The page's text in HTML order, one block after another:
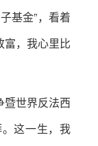
基金”，看着
富，我心里比
暨世界反法西
这一生，我